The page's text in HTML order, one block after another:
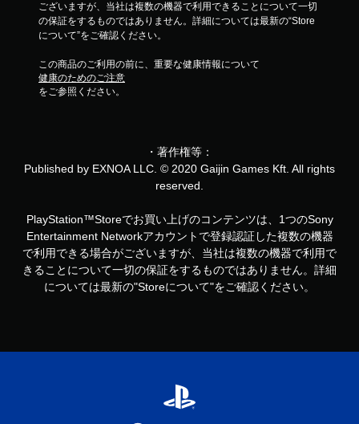
ございますが、当社は複数の機器で利用できることについて一切
の保証をするものではありません。詳細については最新の“Store
について”をご確認ください。
この商品のご利用の前に、重要な健康情報について
健康のためのご注意
をご参照ください。
・著作権等：
Published by EXNOA LLC. © 2020 Gaijin Games Kft. All rights
reserved.
PlayStation™Storeでお買い上げのコンテンツは、1つのSony
Entertainment Networkアカウントで登録認証した複数の機器
で利用できる場合がございますが、当社は複数の機器で利用で
きることについて一切の保証をするものではありません。詳細
については最新の"Storeについて"をご確認ください。